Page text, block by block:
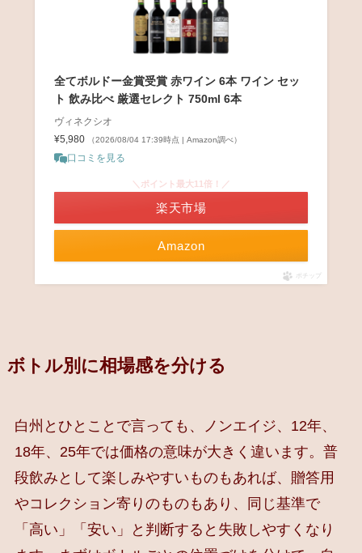
全てボルドー金賞受賞 赤ワイン 6本 ワイン セッ
ト 飲み比べ 厳選セレクト 750ml 6本
ヴィネクシオ
¥5,980
（2026/08/04 17:39時点 | Amazon調べ）
口コミを見る
Amazon
＼ポイント最大11倍！／
楽天市場
ポチップ
ボトル別に相場感を分ける
白州とひとことで言っても、ノンエイジ、12年、
18年、25年では価格の意味が大きく違います。普
段飲みとして楽しみやすいものもあれば、贈答用
やコレクション寄りのものもあり、同じ基準で
「高い」「安い」と判断すると失敗しやすくなり